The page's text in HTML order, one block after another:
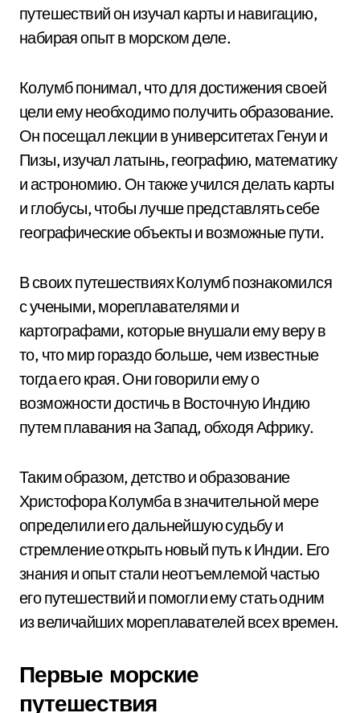
путешествий он изучал карты и навигацию,
набирая опыт в морском деле.
Колумб понимал, что для достижения своей
цели ему необходимо получить образование.
Он посещал лекции в университетах Генуи и
Пизы, изучал латынь, географию, математику
и астрономию. Он также учился делать карты
и глобусы, чтобы лучше представлять себе
географические объекты и возможные пути.
В своих путешествиях Колумб познакомился
с учеными, мореплавателями и
картографами, которые внушали ему веру в
то, что мир гораздо больше, чем известные
тогда его края. Они говорили ему о
возможности достичь в Восточную Индию
путем плавания на Запад, обходя Африку.
Таким образом, детство и образование
Христофора Колумба в значительной мере
определили его дальнейшую судьбу и
стремление открыть новый путь к Индии. Его
знания и опыт стали неотъемлемой частью
его путешествий и помогли ему стать одним
из величайших мореплавателей всех времен.
Первые морские
путешествия